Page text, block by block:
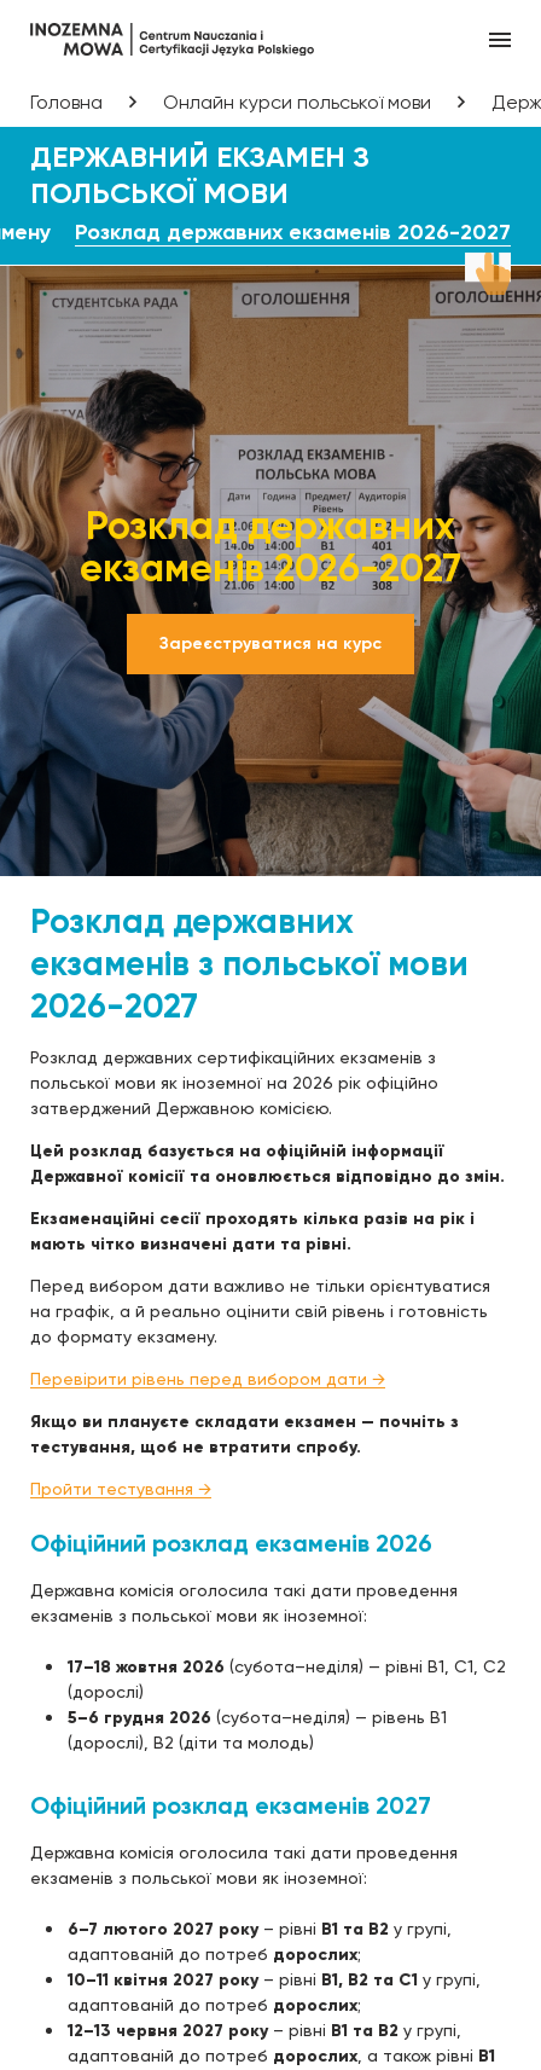
Головна Онлайн курси польської мови
ДЕРЖАВНИЙ ЕКЗАМЕН З
ПОЛЬСЬКОЇ МОВИ
Розклад державних екзаменів 2026-2027
Розклад державних
екзаменів 2026-2027
Зареєструватися на курс
Розклад державних
екзаменів з польської мови
2026-2027
Розклад державних сертифікаційних екзаменів з
польської мови як іноземної на 2026 рік офіційно
затверджений Державною комісією.
Цей розклад базується на офіційній інформації
Державної комісії та оновлюється відповідно до змін.
Екзаменаційні сесії проходять кілька разів на рік і
мають чітко визначені дати та рівні.
Перед вибором дати важливо не тільки орієнтуватися
на графік, а й реально оцінити свій рівень і готовність
до формату екзамену.
Перевірити рівень перед вибором дати →
Якщо ви плануєте складати екзамен — почніть з
тестування, щоб не втратити спробу.
Пройти тестування →
Офіційний розклад екзаменів 2026
Державна комісія оголосила такі дати проведення
екзаменів з польської мови як іноземної:
17–18 жовтня 2026 (субота–неділя) — рівні B1, C1, C2
(дорослі)
5–6 грудня 2026 (субота–неділя) — рівень B1
(дорослі), B2 (діти та молодь)
Офіційний розклад екзаменів 2027
Державна комісія оголосила такі дати проведення
екзаменів з польської мови як іноземної:
6–7 лютого 2027 року– рівні B1 та B2 у групі,
адаптованій до потреб дорослих;
10–11 квітня 2027 року– рівні B1, B2 та C1 у групі,
адаптованій до потреб дорослих;
12–13 червня 2027 року– рівні B1 та B2 у групі,
адаптованій до потреб дорослих , а також рівні B1